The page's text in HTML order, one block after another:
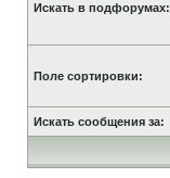
Искать в подфорумах:
Поле сортировки:
Искать сообщения за: